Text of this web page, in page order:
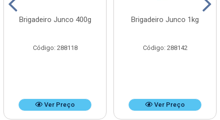
Brigadeiro Junco 400g
Código: 288118
Ver Preço
Brigadeiro Junco 1kg
Código: 288142
Ver Preço